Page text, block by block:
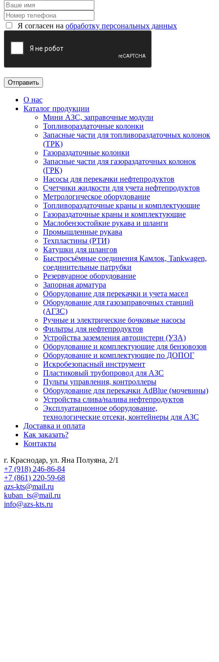
Я согласен на обработку персональных данных
О нас
Каталог продукции
Мини АЗС, заправочные модули
Топливораздаточные колонки
Запасные части для топливораздаточных колонок
(ТРК)
Газораздаточные колонки
Запасные части для газораздаточных колонок
(ГРК)
Насосы для перекачки нефтепродуктов
Счетчики жидкости для учета нефтепродуктов
Метрологическое оборудование
Топливораздаточные краны и комплектующие
Газораздаточные краны и комплектующие
Маслобензостойкие рукава и шланги
Промышленные рукава
Техпластины (РТИ)
Катушки для шлангов
Быстросъёмные соединения Камлок, Tankwagen,
соединительные патрубки
Резервуарное оборудование
Запорная арматура
Оборудование для перекачки и учета масел
Оборудование для газозаправочных станций
(АГЗС)
Ручные и электрические бочковые насосы
Фильтры для нефтепродуктов
Устройства заземления автоцистерн (УЗА)
Оборудование и комплектующие для бензовозов
Оборудование и комплектующие по ДОПОГ
Искробезопасный инструмент
Пластиковый трубопровод для АЗС
Пульты управления, контроллеры
Оборудование для перекачки AdBlue (мочевины)
Устройства слива/налива нефтепродуктов
Эксплуатационное оборудование,
технологические отсеки, контейнеры для АЗС
Доставка и оплата
Как заказать?
Контакты
г. Краснодар, ул. Яна Полуяна, 2/1
+7 (918) 246-86-84
+7 (861) 220-59-68
azs-kts@mail.ru
kuban_ts@mail.ru
info@azs-kts.ru